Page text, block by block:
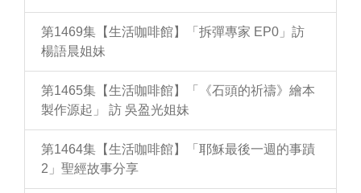
第1469集【生活咖啡館】「拆彈專家 EP0」訪
楊語晨姐妹
第1465集【生活咖啡館】「《石頭的祈禱》繪本
製作源起」 訪 吳盈光姐妹
第1464集【生活咖啡館】「耶穌最後一週的事蹟
2」聖經故事分享